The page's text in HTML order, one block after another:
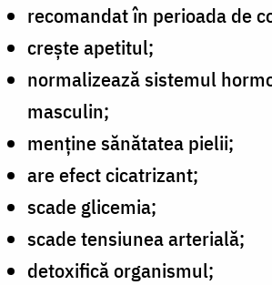
recomandat în perioada de
crește apetitul;
normalizează sistemul
masculin;
menține sănătatea pielii;
are efect cicatrizant;
scade glicemia;
scade tensiunea arterială;
detoxifică organismul;